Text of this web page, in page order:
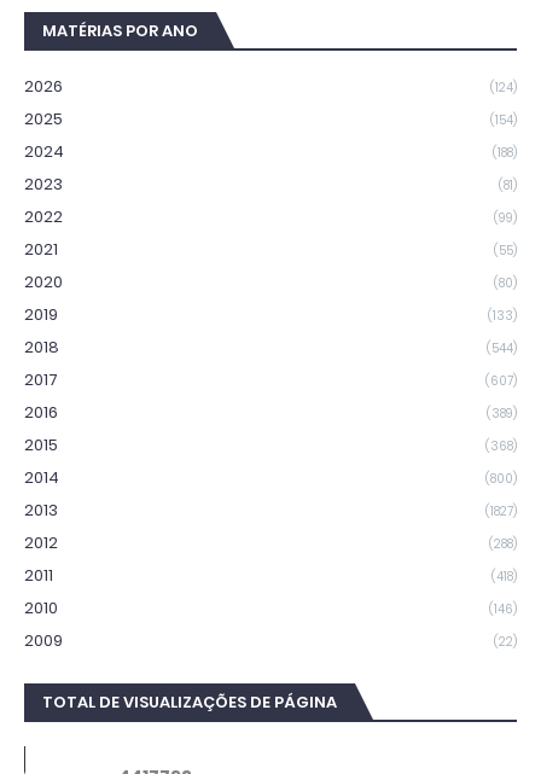
MATÉRIAS POR ANO
2026 (124)
2025 (154)
2024 (188)
2023 (81)
2022 (99)
2021 (55)
2020 (80)
2019 (133)
2018 (544)
2017 (607)
2016 (389)
2015 (368)
2014 (800)
2013 (1827)
2012 (288)
2011 (418)
2010 (146)
2009 (22)
TOTAL DE VISUALIZAÇÕES DE PÁGINA